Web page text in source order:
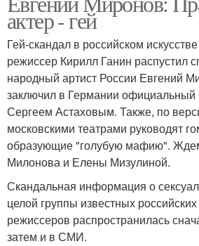
актер - гей
Гей-скандал в российском
режиссер Кирилл Ганин распустил
народный артист России Евгений
заключил в Германии официальный
Сергеем Астаховым. Также, по
московскими театрами руководят
образующие "голубую мафию".
Милонова и Елены Мизулиной.
Скандальная информация о
целой группы известных
режиссеров распространилась
затем и в СМИ.